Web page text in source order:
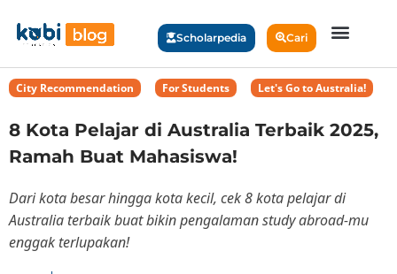
Scholarpedia Cari
City Recommendation For Students Let's Go to Australia!
8 Kota Pelajar di Australia Terbaik 2025,
Ramah Buat Mahasiswa!
Dari kota besar hingga kota kecil, cek 8 kota pelajar di
Australia terbaik buat bikin pengalaman study abroad-mu
enggak terlupakan!